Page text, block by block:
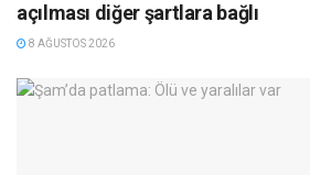
açılması diğer şartlara bağlı
8 AĞUSTOS 2026